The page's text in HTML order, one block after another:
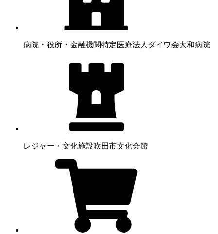
病院・役所・金融機関特定医療法人ダイワ会大和病院
レジャー・文化施設吹田市文化会館